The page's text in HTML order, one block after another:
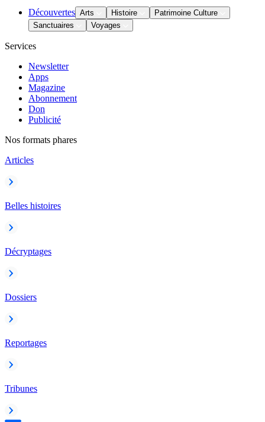
Découvertes Arts Histoire
Patrimoine Culture
Sanctuaires
Voyages
Services
Newsletter
Apps
Magazine
Abonnement
Don
Publicité
Nos formats phares
Articles
Belles histoires
Décryptages
Dossiers
Reportages
Tribunes